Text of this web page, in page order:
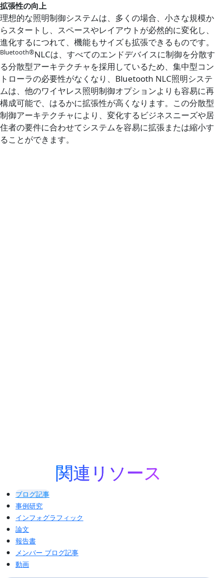
拡張性の向上
理想的な照明制御システムは、多くの場合、小さな規模か
らスタートし、スペースやレイアウトが必然的に変化し、
進化するにつれて、機能もサイズも拡張できるものです。
Bluetooth®NLCは、すべてのエンドデバイスに制御を分散す
る分散型アーキテクチャを採用しているため、集中型コン
トローラの必要性がなくなり、Bluetooth NLC照明システ
ムは、他のワイヤレス照明制御オプションよりも容易に再
構成可能で、はるかに拡張性が高くなります。この分散型
制御アーキテクチャにより、変化するビジネスニーズや居
住者の要件に合わせてシステムを容易に拡張または縮小す
ることができます。
関連リソース
ブログ記事
事例研究
インフォグラフィック
論文
報告書
メンバー ブログ記事
動画